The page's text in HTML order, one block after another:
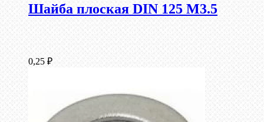
Шайба плоская DIN 125 М3.5
0,25 ₽